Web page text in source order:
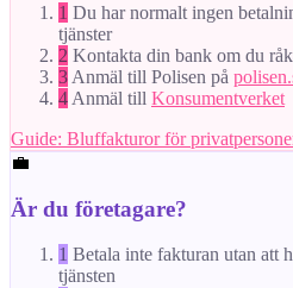
1 Du har normalt ingen
tjänster
2 Kontakta din bank om du
3 Anmäl till Polisen på
4 Anmäl till Konsumentverket
Guide: Bluffakturor för
💼
Är du företagare?
1 Betala inte fakturan utan att
tjänsten